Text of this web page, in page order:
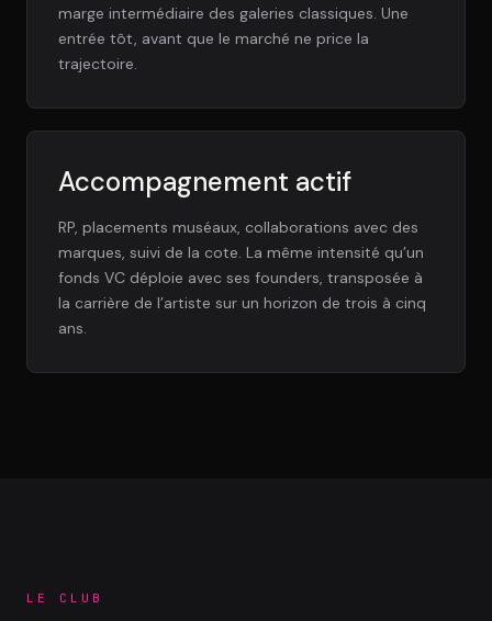
marge intermédiaire des galeries classiques. Une
entrée tôt, avant que le marché ne price la
trajectoire.
Accompagnement actif
RP, placements muséaux, collaborations avec des
marques, suivi de la cote. La même intensité qu’un
fonds VC déploie avec ses founders, transposée à
la carrière de l’artiste sur un horizon de trois à cinq
ans.
LE CLUB